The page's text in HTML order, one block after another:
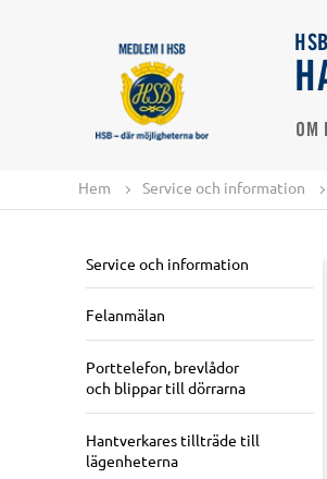
OM
Hem Service och information
Service och information
Felanmälan
Porttelefon, brevlådor
och blippar till dörrarna
Hantverkares tillträde till
lägenheterna